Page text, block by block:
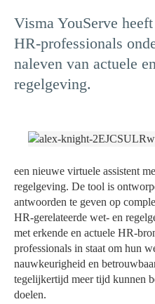
Visma YouServe
HR-professionals
naleven van actuele
regelgeving.
een nieuwe virtuele assistent
regelgeving. De tool is
antwoorden te geven op
HR-gerelateerde wet- en
met erkende en actuele HR-
professionals in staat om hun
nauwkeurigheid en
tegelijkertijd meer tijd kunnen
doelen.